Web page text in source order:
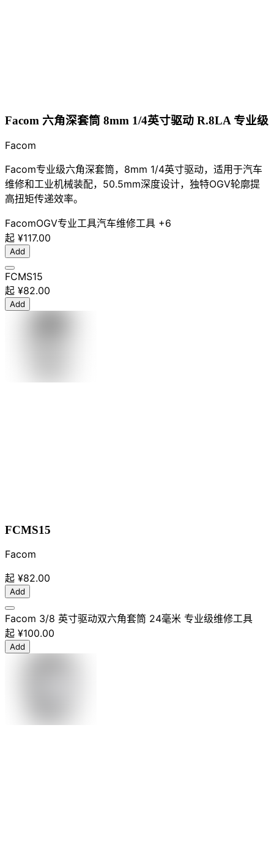
Facom 六角深套筒 8mm 1/4英寸驱动 R.8LA 专业级
Facom
Facom专业级六角深套筒，8mm 1/4英寸驱动，适用于汽车
维修和工业机械装配，50.5mm深度设计，独特OGV轮廓提
高扭矩传递效率。
FacomOGV专业工具汽车维修工具 +6
起 ¥117.00
Add
FCMS15
起 ¥82.00
Add
FCMS15
Facom
起 ¥82.00
Add
Facom 3/8 英寸驱动双六角套筒 24毫米 专业级维修工具
起 ¥100.00
Add